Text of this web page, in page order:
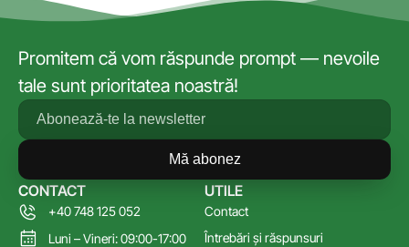
Promitem că vom răspunde prompt — nevoile
tale sunt prioritatea noastră!
Mă abonez
UTILE
Contact
Întrebări și răspunsuri
CONTACT
+40 748 125 052
Luni – Vineri: 09:00-17:00